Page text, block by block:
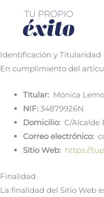
contenido
Identificación y Titularidad
En cumplimiento del
Titular: Mónica
NIF: 34879926N
Domicilio: C/Alcalde
Correo electrónico:
Sitio Web: https://
Finalidad
La finalidad del Sitio Web